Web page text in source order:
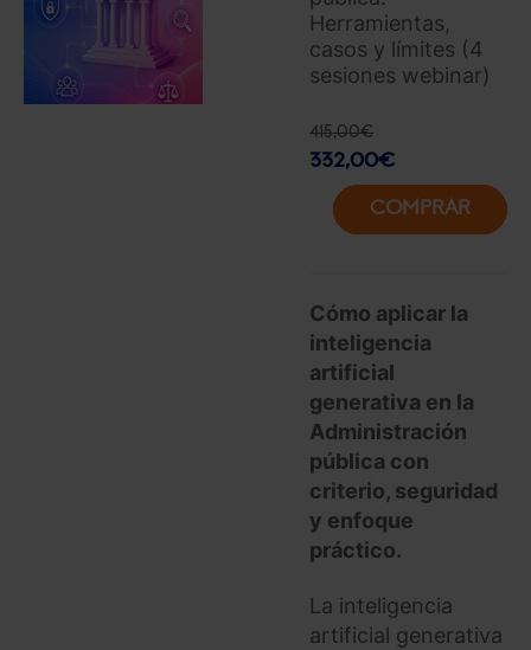
Herramientas,
casos y límites (4
sesiones webinar)
415,00€
332,00€
COMPRAR
Cómo aplicar la
inteligencia
artificial
generativa en la
Administración
pública con
criterio, seguridad
y enfoque
práctico.
La inteligencia
artificial generativa